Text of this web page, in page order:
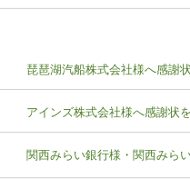
琵琶湖汽船株式会社様へ感謝
アインズ株式会社様へ感謝状
関西みらい銀行様・関西みら